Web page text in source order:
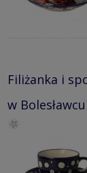
Filiżanka i
w Bolesławcu